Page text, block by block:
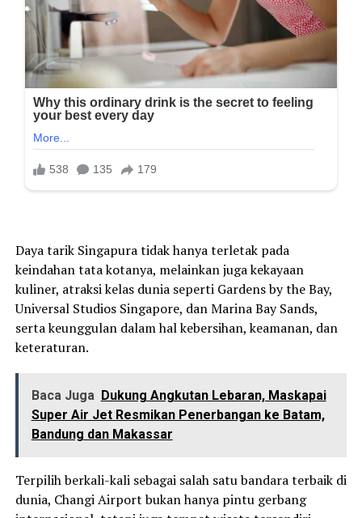
Daya tarik Singapura tidak hanya terletak pada
keindahan tata kotanya, melainkan juga kekayaan
kuliner, atraksi kelas dunia seperti Gardens by the Bay,
Universal Studios Singapore, dan Marina Bay Sands,
serta keunggulan dalam hal kebersihan, keamanan, dan
keteraturan.
Baca Juga Dukung Angkutan Lebaran, Maskapai
Super Air Jet Resmikan Penerbangan ke Batam,
Bandung dan Makassar
Terpilih berkali-kali sebagai salah satu bandara terbaik di
dunia, Changi Airport bukan hanya pintu gerbang